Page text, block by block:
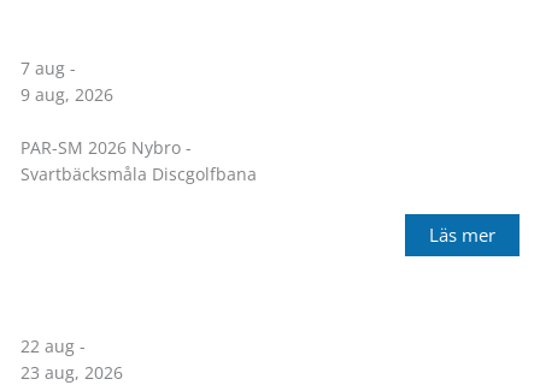
7 aug -
9 aug, 2026
PAR-SM 2026 Nybro -
Svartbäcksmåla Discgolfbana
Läs mer
22 aug -
23 aug, 2026